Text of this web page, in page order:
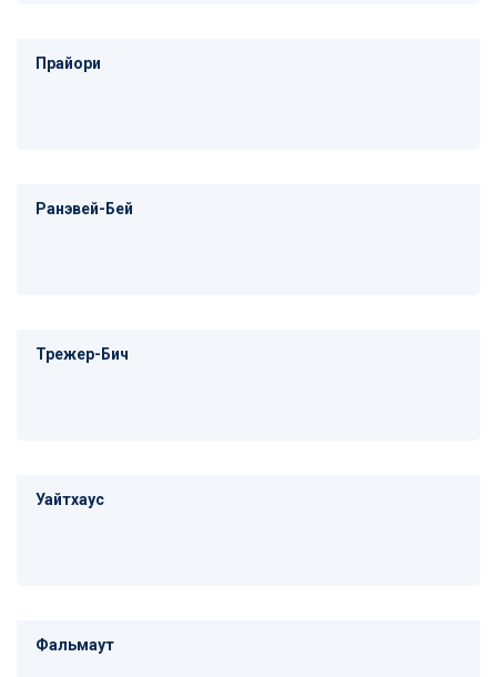
Прайори
Ранэвей-Бей
Трежер-Бич
Уайтхаус
Фальмаут